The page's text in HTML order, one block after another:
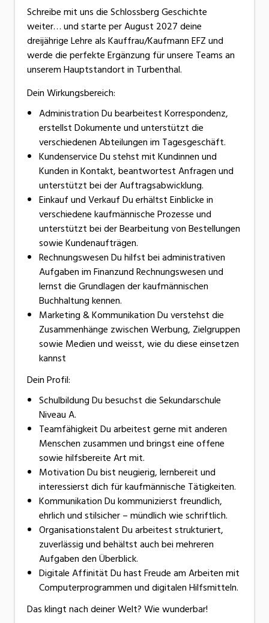
Schreibe mit uns die Schlossberg Geschichte
weiter… und starte per August 2027 deine
dreijährige Lehre als Kauffrau/Kaufmann EFZ und
werde die perfekte Ergänzung für unsere Teams an
unserem Hauptstandort in Turbenthal.
Dein Wirkungsbereich:
Administration Du bearbeitest Korrespondenz,
erstellst Dokumente und unterstützt die
verschiedenen Abteilungen im Tagesgeschäft.
Kundenservice Du stehst mit Kundinnen und
Kunden in Kontakt, beantwortest Anfragen und
unterstützt bei der Auftragsabwicklung.
Einkauf und Verkauf Du erhältst Einblicke in
verschiedene kaufmännische Prozesse und
unterstützt bei der Bearbeitung von Bestellungen
sowie Kundenaufträgen.
Rechnungswesen Du hilfst bei administrativen
Aufgaben im Finanzund Rechnungswesen und
lernst die Grundlagen der kaufmännischen
Buchhaltung kennen.
Marketing & Kommunikation Du verstehst die
Zusammenhänge zwischen Werbung, Zielgruppen
sowie Medien und weisst, wie du diese einsetzen
kannst
Dein Profil:
Schulbildung Du besuchst die Sekundarschule
Niveau A.
Teamfähigkeit Du arbeitest gerne mit anderen
Menschen zusammen und bringst eine offene
sowie hilfsbereite Art mit.
Motivation Du bist neugierig, lernbereit und
interessierst dich für kaufmännische Tätigkeiten.
Kommunikation Du kommunizierst freundlich,
ehrlich und stilsicher – mündlich wie schriftlich.
Organisationstalent Du arbeitest strukturiert,
zuverlässig und behältst auch bei mehreren
Aufgaben den Überblick.
Digitale Affinität Du hast Freude am Arbeiten mit
Computerprogrammen und digitalen Hilfsmitteln.
Das klingt nach deiner Welt? Wie wunderbar!